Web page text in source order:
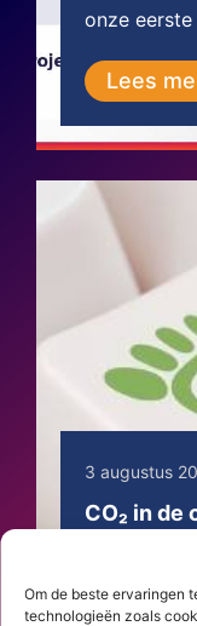
Om de beste ervaringen
technologieën zoals
onze
Lees
3 augustus
CO₂ in de
MAMOK